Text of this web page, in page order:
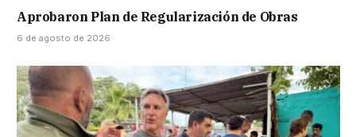
Aprobaron Plan de Regularización de Obras
6 de agosto de 2026